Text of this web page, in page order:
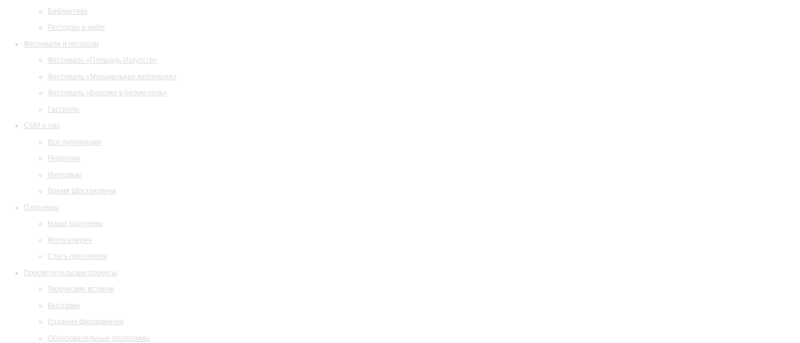
Библиотека
Ресторан и кафе
Фестивали и гастроли
Фестиваль «Площадь Искусств»
Фестиваль «Музыкальная коллекция»
Фестиваль «Барокко в белую ночь»
Гастроли
СМИ о нас
Все публикации
Рецензии
Интервью
Время Шостаковича
Партнеры
Наши партнеры
Фотогалерея
Стать партнером
Просветительские проекты
Творческие встречи
Выставки
Издания филармонии
Образовательные программы